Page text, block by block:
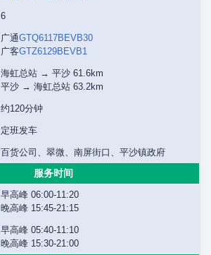
6
广通GTQ6117BEVB30
广客GTZ6129BEVB1
海虹总站 → 平沙 61.6km
平沙 → 海虹总站 63.2km
约120分钟
定班发车
百货公司、翠微、南屏街口、平沙镇政府
服务时间
早高峰 06:00-11:20
晚高峰 15:45-21:15
早高峰 05:40-11:10
晚高峰 15:30-21:00